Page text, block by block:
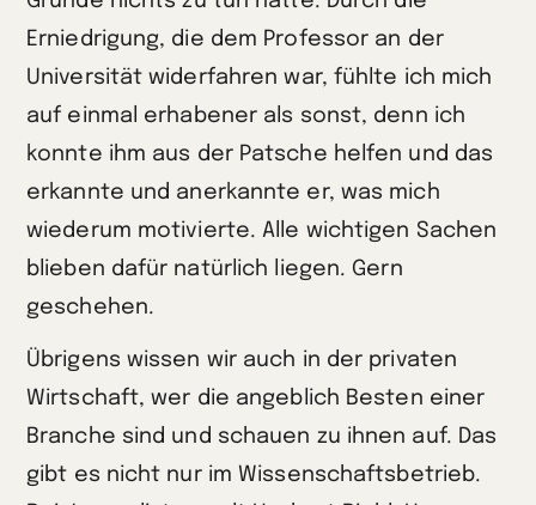
Erniedrigung, die dem Professor an der
Universität widerfahren war, fühlte ich mich
auf einmal erhabener als sonst, denn ich
konnte ihm aus der Patsche helfen und das
erkannte und anerkannte er, was mich
wiederum motivierte. Alle wichtigen Sachen
blieben dafür natürlich liegen. Gern
geschehen.
Übrigens wissen wir auch in der privaten
Wirtschaft, wer die angeblich Besten einer
Branche sind und schauen zu ihnen auf. Das
gibt es nicht nur im Wissenschaftsbetrieb.